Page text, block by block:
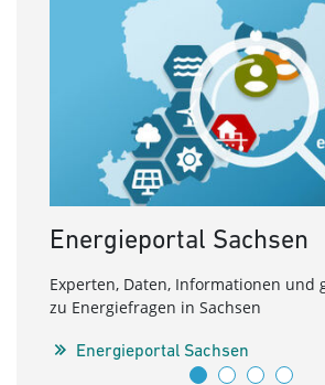
Energieportal Sachsen
Experten, Daten, Informationen und
zu Energiefragen in Sachsen
Energieportal Sachsen